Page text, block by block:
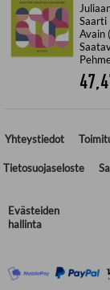
Saarti
Avain
Yhteystiedot
Tietosuojaseloste
Evästeiden
hallinta